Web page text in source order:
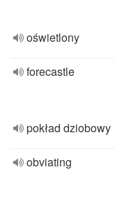
oświetlony
forecastle
pokład dziobowy
obviating